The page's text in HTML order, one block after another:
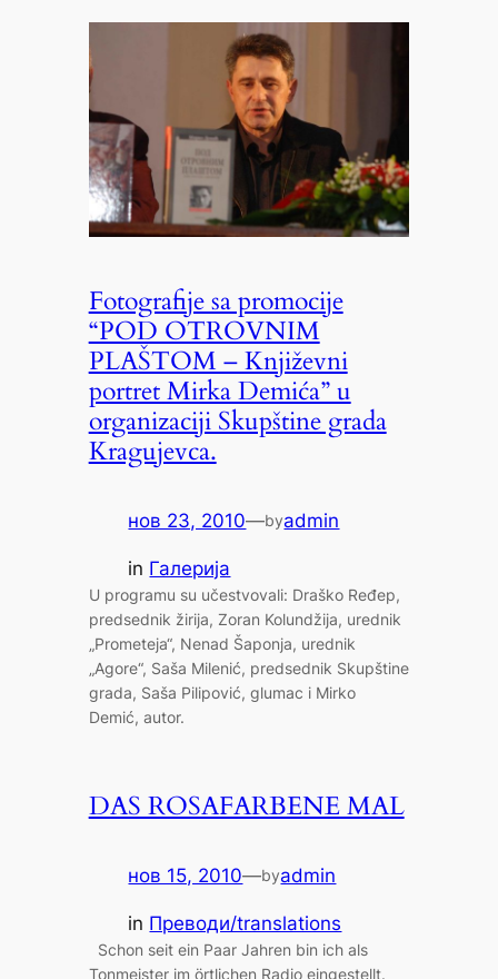
Fotografije sa promocije
“POD OTROVNIM
PLAŠTOM – Književni
portret Mirka Demića” u
organizaciji Skupštine grada
Kragujevca.
нов 23, 2010—byadmin
in Галерија
U programu su učestvovali: Draško Ređep,
predsednik žirija, Zoran Kolundžija, urednik
„Prometeja“, Nenad Šaponja, urednik
„Agore“, Saša Milenić, predsednik Skupštine
grada, Saša Pilipović, glumac i Mirko
Demić, autor.
DAS ROSAFARBENE MAL
нов 15, 2010—byadmin
in Преводи/translations
Schon seit ein Paar Jahren bin ich als
Tonmeister im örtlichen Radio eingestellt.